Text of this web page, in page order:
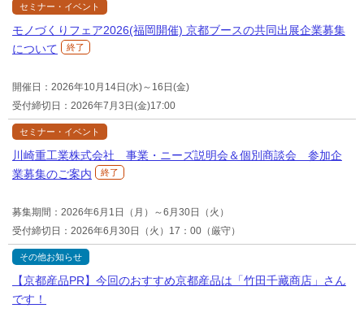
セミナー・イベント
モノづくりフェア2026(福岡開催) 京都ブースの共同出展企業募集
について
終了
開催日：2026年10月14日(水)～16日(金)
受付締切日：2026年7月3日(金)17:00
セミナー・イベント
川崎重工業株式会社 事業・ニーズ説明会＆個別商談会 参加企
業募集のご案内
終了
募集期間：2026年6月1日（月）～6月30日（火）
受付締切日：2026年6月30日（火）17：00（厳守）
その他お知らせ
【京都産品PR】今回のおすすめ京都産品は「竹田千藏商店」さん
です！